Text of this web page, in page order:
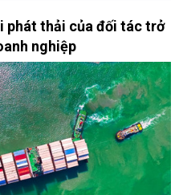
phát thải của đối tác trở
nghiệp